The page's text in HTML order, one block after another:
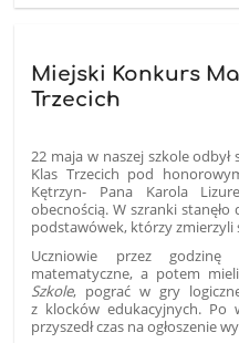
Miejski Konkurs
Trzecich
22 maja w naszej szkole
Klas Trzecich pod
Kętrzyn- Pana Karola
obecnością. W szranki
podstawówek, którzy
Uczniowie przez godzinę
matematyczne, a potem
Szkole, pograć w gry
z klocków edukacyjnych. Po
przyszedł czas na ogłoszenie